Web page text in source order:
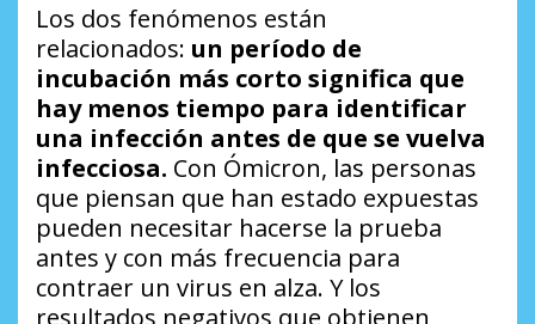
Los dos fenómenos están
relacionados: un período de
incubación más corto significa que
hay menos tiempo para identificar
una infección antes de que se vuelva
infecciosa. Con Ómicron, las personas
que piensan que han estado expuestas
pueden necesitar hacerse la prueba
antes y con más frecuencia para
contraer un virus en alza. Y los
resultados negativos que obtienen